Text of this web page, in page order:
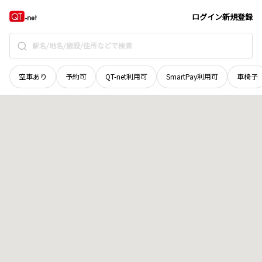
ログイン新規登録
空車あり 予約可 QT-net利用可 SmartPay利用可 車椅子
山口県